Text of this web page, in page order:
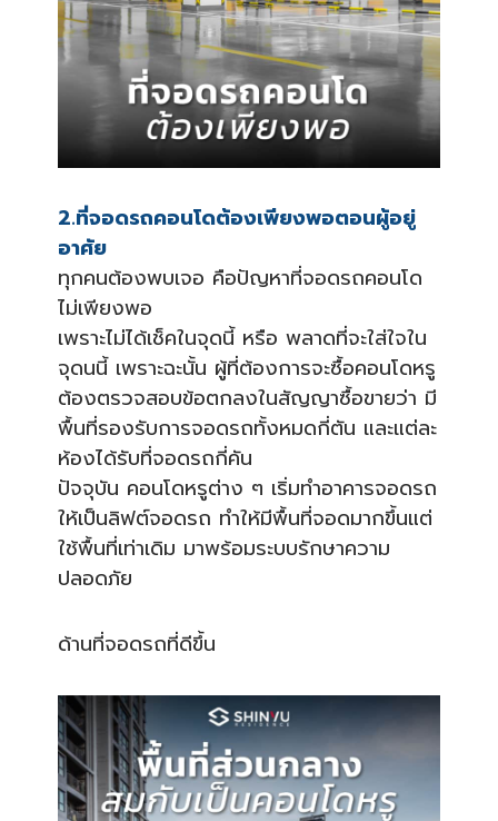
2.ที่จอดรถคอนโดต้องเพียงพอตอนผู้อยู่
อาศัย
ทุกคนต้องพบเจอ คือปัญหาที่จอดรถคอนโด
ไม่เพียงพอ
เพราะไม่ได้เช็คในจุดนี้ หรือ พลาดที่จะใส่ใจใน
จุดนนี้ เพราะฉะนั้น ผู้ที่ต้องการจะซื้อคอนโดหรู
ต้องตรวจสอบข้อตกลงในสัญญาซื้อขายว่า มี
พื้นที่รองรับการจอดรถทั้งหมดกี่ตัน และแต่ละ
ห้องได้รับที่จอดรถกี่คัน
ปัจจุบัน คอนโดหรูต่าง ๆ เริ่มทำอาคารจอดรถ
ให้เป็นลิฟต์จอดรถ ทำให้มีพื้นที่จอดมากขึ้นแต่
ใช้พื้นที่เท่าเดิม มาพร้อมระบบรักษาความ
ปลอดภัย
ด้านที่จอดรถที่ดีขึ้น